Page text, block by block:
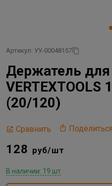
Артикул: УУ-00048157
Держатель
(20/120)
Сравнить Поделиться
128 руб/шт
В наличии: 19 шт